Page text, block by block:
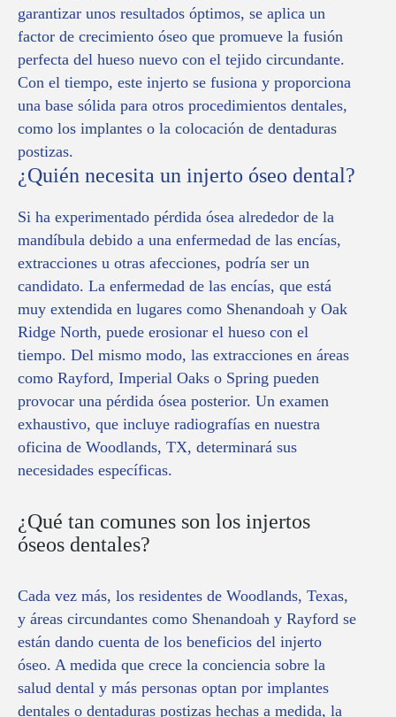
garantizar unos resultados óptimos, se aplica un
factor de crecimiento óseo que promueve la fusión
perfecta del hueso nuevo con el tejido circundante.
Con el tiempo, este injerto se fusiona y proporciona
una base sólida para otros procedimientos dentales,
como los implantes o la colocación de dentaduras
postizas.
¿Quién necesita un injerto óseo dental?
Si ha experimentado pérdida ósea alrededor de la
mandíbula debido a una enfermedad de las encías,
extracciones u otras afecciones, podría ser un
candidato. La enfermedad de las encías, que está
muy extendida en lugares como Shenandoah y Oak
Ridge North, puede erosionar el hueso con el
tiempo. Del mismo modo, las extracciones en áreas
como Rayford, Imperial Oaks o Spring pueden
provocar una pérdida ósea posterior. Un examen
exhaustivo, que incluye radiografías en nuestra
oficina de Woodlands, TX, determinará sus
necesidades específicas.
¿Qué tan comunes son los injertos
óseos dentales?
Cada vez más, los residentes de Woodlands, Texas,
y áreas circundantes como Shenandoah y Rayford se
están dando cuenta de los beneficios del injerto
óseo. A medida que crece la conciencia sobre la
salud dental y más personas optan por implantes
dentales o dentaduras postizas hechas a medida, la